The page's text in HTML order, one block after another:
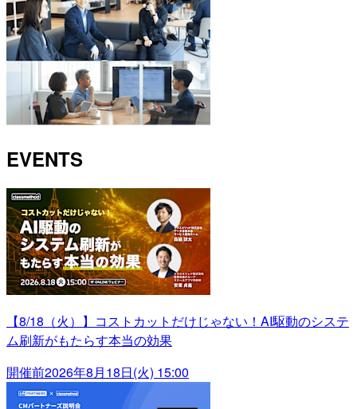
EVENTS
【8/18（火）】コストカットだけじゃない！AI駆動のシステ
ム刷新がもたらす本当の効果
開催前2026年8月18日(火) 15:00